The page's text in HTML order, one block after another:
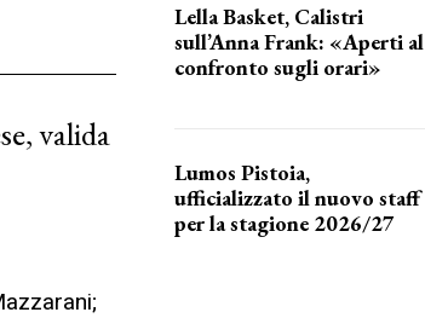
valida
Lella Basket, Calistri
sull’Anna Frank: «Aperti al
confronto sugli orari»
Lumos Pistoia,
ufficializzato il nuovo staff
per la stagione 2026/27